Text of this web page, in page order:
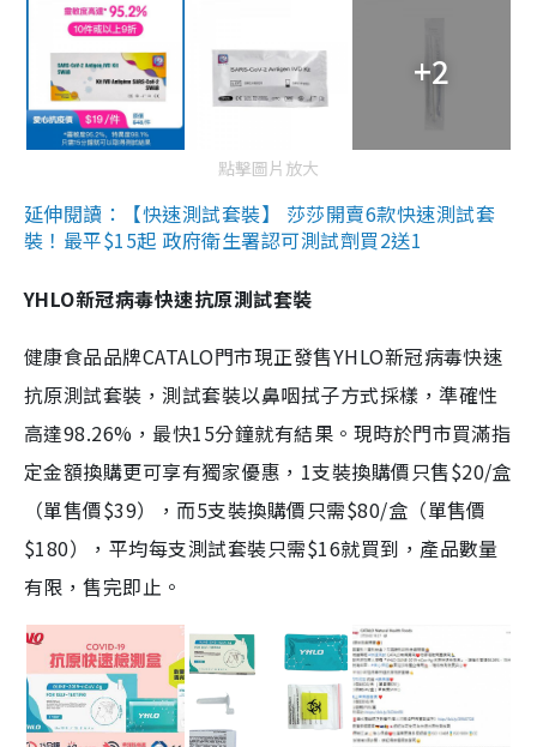
+2
點擊圖片放大
延伸閱讀：【快速測試套裝】 莎莎開賣6款快速測試套
裝！最平$15起 政府衛生署認可測試劑買2送1
YHLO新冠病毒快速抗原測試套裝
健康食品品牌CATALO門市現正發售YHLO新冠病毒快速
抗原測試套裝，測試套裝以鼻咽拭子方式採樣，準確性
高達98.26%，最快15分鐘就有結果。現時於門市買滿指
定金額換購更可享有獨家優惠，1支裝換購價只售$20/盒
（單售價$39），而5支裝換購價只需$80/盒（單售價
$180），平均每支測試套裝只需$16就買到，產品數量
有限，售完即止。